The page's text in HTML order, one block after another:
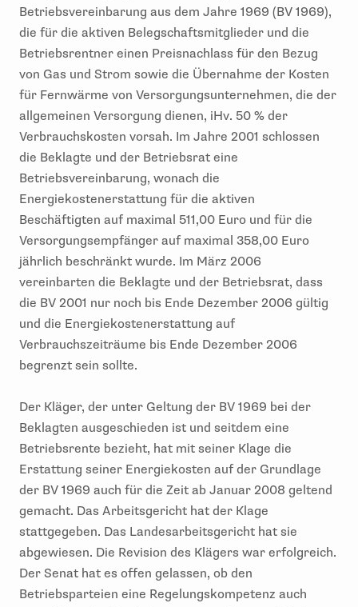
Betriebsvereinbarung aus dem Jahre 1969 (BV 1969),
die für die aktiven Belegschaftsmitglieder und die
Betriebsrentner einen Preisnachlass für den Bezug
von Gas und Strom sowie die Übernahme der Kosten
für Fernwärme von Versorgungsunternehmen, die der
allgemeinen Versorgung dienen, iHv. 50 % der
Verbrauchskosten vorsah. Im Jahre 2001 schlossen
die Beklagte und der Betriebsrat eine
Betriebsvereinbarung, wonach die
Energiekostenerstattung für die aktiven
Beschäftigten auf maximal 511,00 Euro und für die
Versorgungsempfänger auf maximal 358,00 Euro
jährlich beschränkt wurde. Im März 2006
vereinbarten die Beklagte und der Betriebsrat, dass
die BV 2001 nur noch bis Ende Dezember 2006 gültig
und die Energiekostenerstattung auf
Verbrauchszeiträume bis Ende Dezember 2006
begrenzt sein sollte.
Der Kläger, der unter Geltung der BV 1969 bei der
Beklagten ausgeschieden ist und seitdem eine
Betriebsrente bezieht, hat mit seiner Klage die
Erstattung seiner Energiekosten auf der Grundlage
der BV 1969 auch für die Zeit ab Januar 2008 geltend
gemacht. Das Arbeitsgericht hat der Klage
stattgegeben. Das Landesarbeitsgericht hat sie
abgewiesen. Die Revision des Klägers war erfolgreich.
Der Senat hat es offen gelassen, ob den
Betriebsparteien eine Regelungskompetenz auch